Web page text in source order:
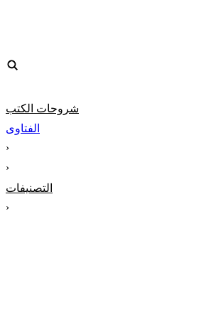
شروحات الكتب
الفتاوى
‹
‹
التصنيفات
‹